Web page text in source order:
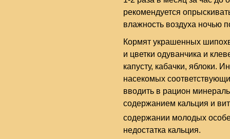
рекомендуется
влажность воздуха ночью
Кормят украшенных
и цветки одуванчика и
капусту, кабачки, яблоки.
насекомых
вводить в рацион
содержанием кальция и
содержании молодых
недостатка кальция.